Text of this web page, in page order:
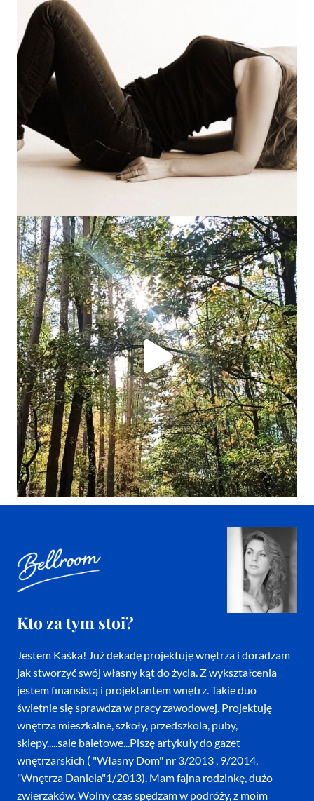
Kto za tym stoi?
Jestem Kaśka! Już dekadę projektuję wnętrza i doradzam
jak stworzyć swój własny kąt do życia. Z wykształcenia
jestem finansistą i projektantem wnętrz. Takie duo
świetnie się sprawdza w pracy zawodowej. Projektuję
wnętrza mieszkalne, szkoły, przedszkola, puby,
sklepy.....sale baletowe...Piszę artykuły do gazet
wnętrzarskich ( "Własny Dom" nr 3/2013 , 9/2014,
"Wnętrza Daniela"1/2013). Mam fajna rodzinkę, dużo
zwierzaków. Wolny czas spędzam w podróży, z moim